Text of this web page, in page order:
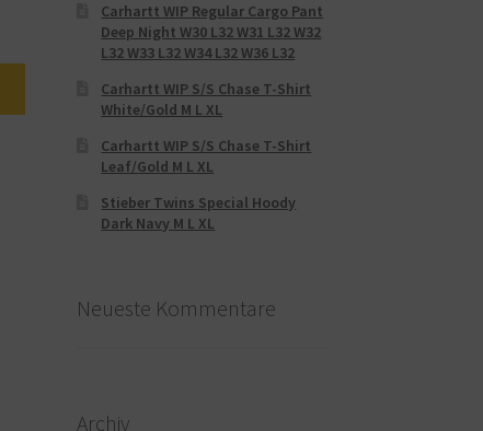
Carhartt WIP Regular Cargo Pant
Deep Night W30 L32 W31 L32 W32
L32 W33 L32 W34 L32 W36 L32
Carhartt WIP S/S Chase T-Shirt
White/Gold M L XL
Carhartt WIP S/S Chase T-Shirt
Leaf/Gold M L XL
Stieber Twins Special Hoody
Dark Navy M L XL
Neueste Kommentare
Archiv